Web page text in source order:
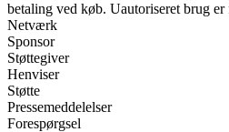
betaling ved køb. Uautoriseret brug er
Netværk
Sponsor
Støttegiver
Henviser
Støtte
Pressemeddelelser
Forespørgsel